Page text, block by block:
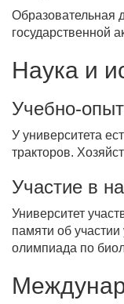
Образовательная
государственной
Наука и
Учебно-
У университета
тракторов.
Участие в
Университет
памяти об
олимпиада по